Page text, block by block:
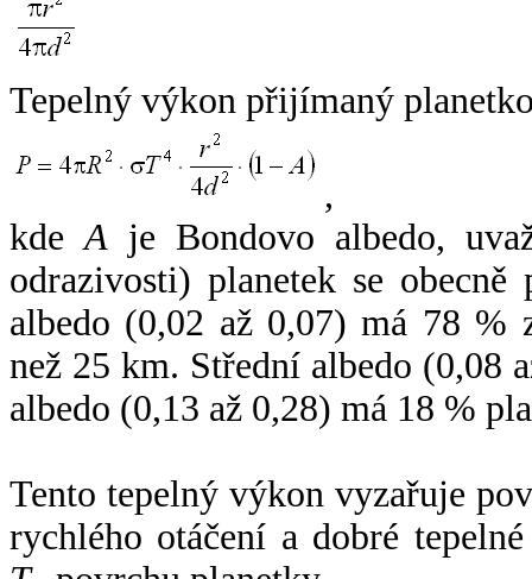
Tepelný výkon přijímaný
,
kdeA je Bondovo albedo,
odrazivosti) planetek se
albedo (0,02 až 0,07) má 78 %
než 25 km. Střední albedo (0,08
albedo (0,13 až 0,28) má 18 %
Tento tepelný výkon vyzařuje
rychlého otáčení a dobré